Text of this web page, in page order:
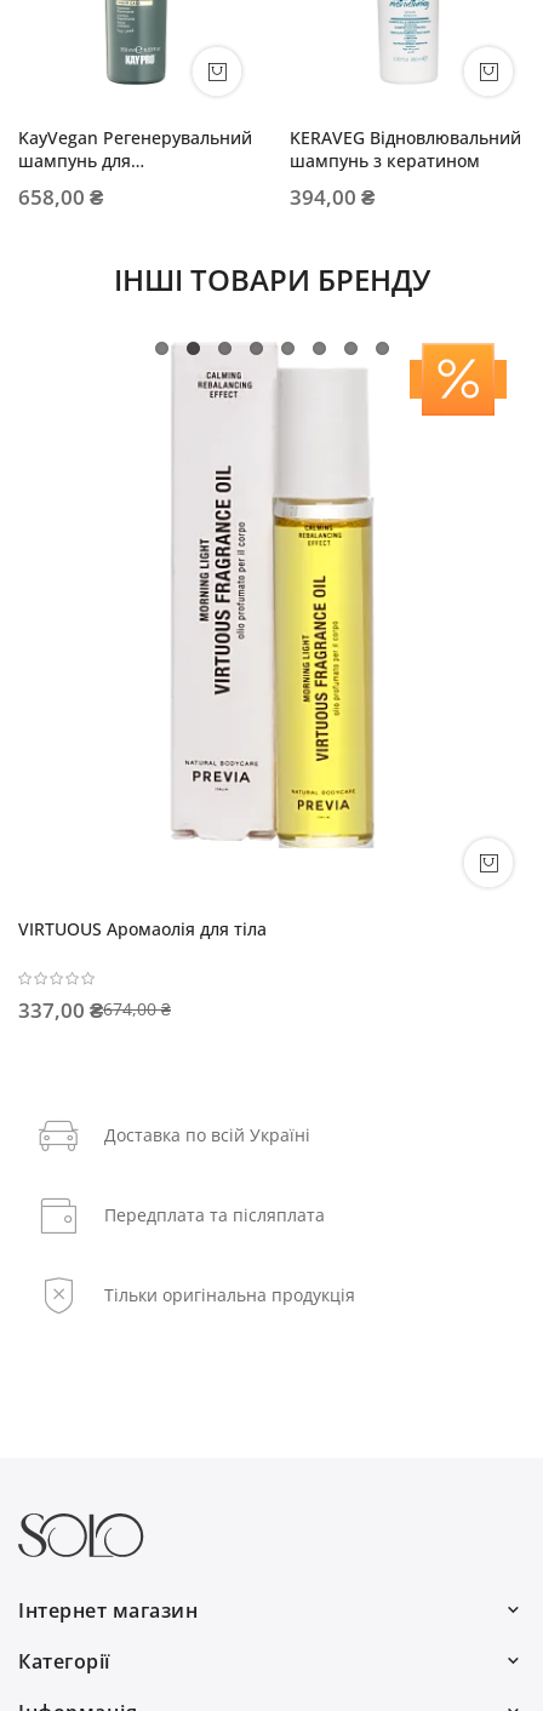
KayVegan Регенерувальний
шампунь для
658,00 ₴
KERAVEG Відновлювальний
шампунь з кератином
394,00 ₴
ІНШІ ТОВАРИ БРЕНДУ
VIRTUOUS Аромаолія для тіла
337,00 ₴674,00 ₴
Доставка по всій Україні
Передплата та післяплата
Тільки оригінальна продукція
Інтернет магазин
Пн–Пт: 10:00–19:00
Категорії